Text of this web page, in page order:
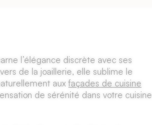
l’élégance discrète avec ses
de la joaillerie, elle sublime le
aux façades de cuisine
de sérénité dans votre cuisine